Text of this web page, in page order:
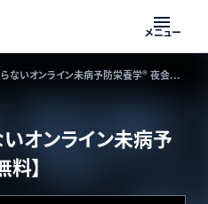
メニュー
管理栄養士も知らないオンライン未病予防栄養学®️ 夜会 【無料】
オンライン未病予
】